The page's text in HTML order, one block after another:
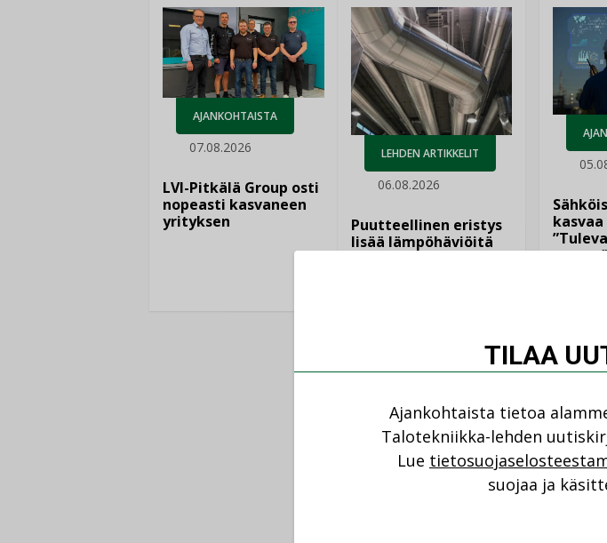
AJANKOHTAISTA
07.08.2026
LVI-Pitkälä Group osti
nopeasti kasvaneen
yrityksen
LEHDEN ARTIKKELIT
06.08.2026
Puutteellinen eristys
lisää lämpöhäviöitä
TILAA
Ajankohtaista tietoa
Talotekniikka-lehden
Lue
suojaa ja